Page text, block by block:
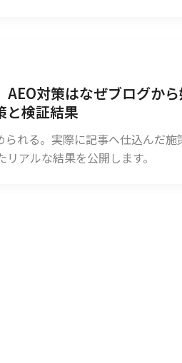
AEO対策はなぜブログか
と検証結果
れる。実際に記事へ仕込んだ施
アルな結果を公開します。